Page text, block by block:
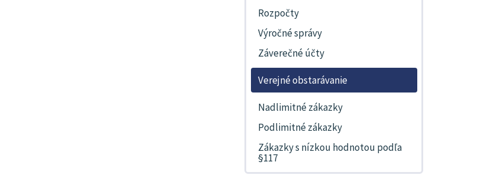
Rozpočty
Výročné správy
Záverečné účty
Verejné obstarávanie
Nadlimitné zákazky
Podlimitné zákazky
Zákazky s nízkou hodnotou podľa
§117